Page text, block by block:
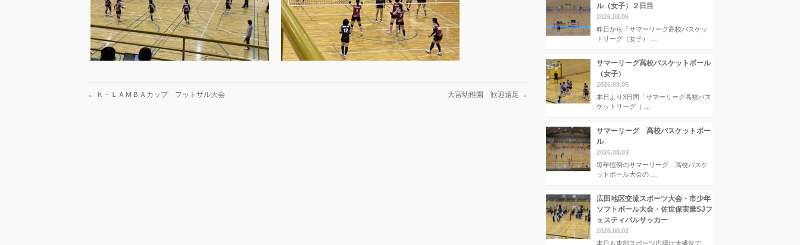
← Ｋ－ＬＡＭＢＡカップ フットサル大会 大宮幼稚園 歓迎遠足 →
ル（女子）２日目
2026.08.06
昨日から「サマーリーグ高校バスケッ
トリーグ（女子） …
サマーリーグ高校バスケットボール
（女子）
2026.08.05
本日より3日間「サマーリーグ高校バス
ケットリーグ（ …
サマーリーグ 高校バスケットボー
ル
2026.08.03
毎年恒例のサマーリーグ 高校バスケ
ットボール大会の …
広田地区交流スポーツ大会・市少年
ソフトボール大会・佐世保実業SJフ
ェスティバルサッカー
2026.08.02
本日も東部スポーツ広場は大盛況で